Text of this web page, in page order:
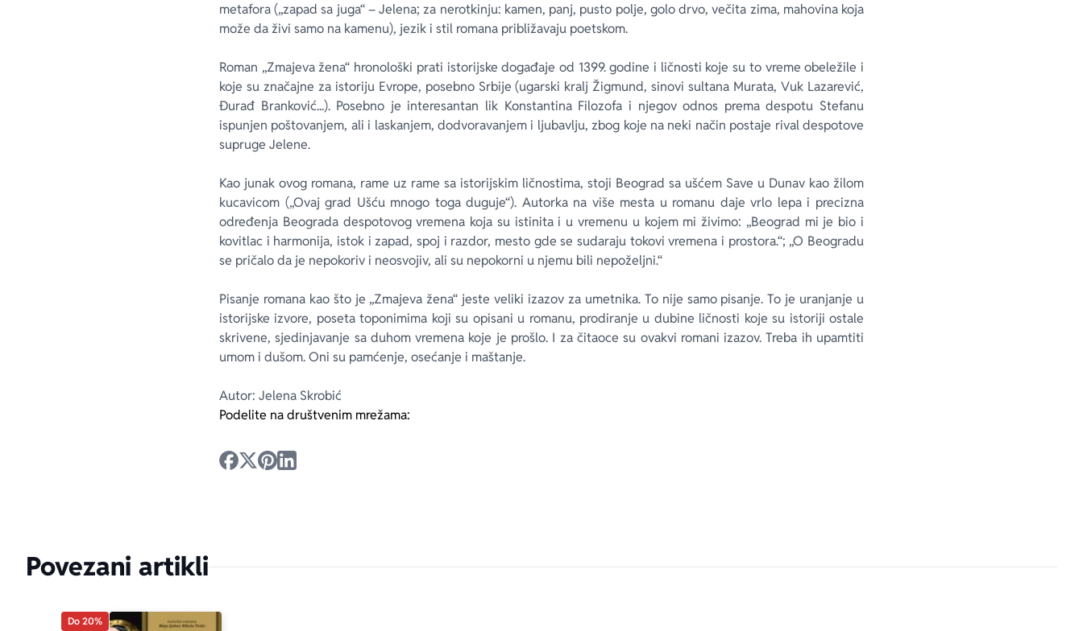
metafora („zapad sa juga“ – Jelena; za nerotkinju: kamen, panj, pusto polje, golo drvo, večita zima, mahovina koja
može da živi samo na kamenu), jezik i stil romana približavaju poetskom.
Roman „Zmajeva žena“ hronološki prati istorijske događaje od 1399. godine i ličnosti koje su to vreme obeležile i
koje su značajne za istoriju Evrope, posebno Srbije (ugarski kralj Žigmund, sinovi sultana Murata, Vuk Lazarević,
Đurađ Branković...). Posebno je interesantan lik Konstantina Filozofa i njegov odnos prema despotu Stefanu
ispunjen poštovanjem, ali i laskanjem, dodvoravanjem i ljubavlju, zbog koje na neki način postaje rival despotove
supruge Jelene.
Kao junak ovog romana, rame uz rame sa istorijskim ličnostima, stoji Beograd sa ušćem Save u Dunav kao žilom
kucavicom („Ovaj grad Ušću mnogo toga duguje“). Autorka na više mesta u romanu daje vrlo lepa i precizna
određenja Beograda despotovog vremena koja su istinita i u vremenu u kojem mi živimo: „Beograd mi je bio i
kovitlac i harmonija, istok i zapad, spoj i razdor, mesto gde se sudaraju tokovi vremena i prostora.“; „O Beogradu
se pričalo da je nepokoriv i neosvojiv, ali su nepokorni u njemu bili nepoželjni.“
Pisanje romana kao što je „Zmajeva žena“ jeste veliki izazov za umetnika. To nije samo pisanje. To je uranjanje u
istorijske izvore, poseta toponimima koji su opisani u romanu, prodiranje u dubine ličnosti koje su istoriji ostale
skrivene, sjedinjavanje sa duhom vremena koje je prošlo. I za čitaoce su ovakvi romani izazov. Treba ih upamtiti
umom i dušom. Oni su pamćenje, osećanje i maštanje.
Autor: Jelena Skrobić
Podelite na društvenim mrežama:
Povezani artikli
Do 20%